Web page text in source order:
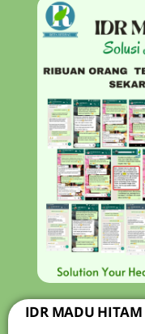
IDR MADU